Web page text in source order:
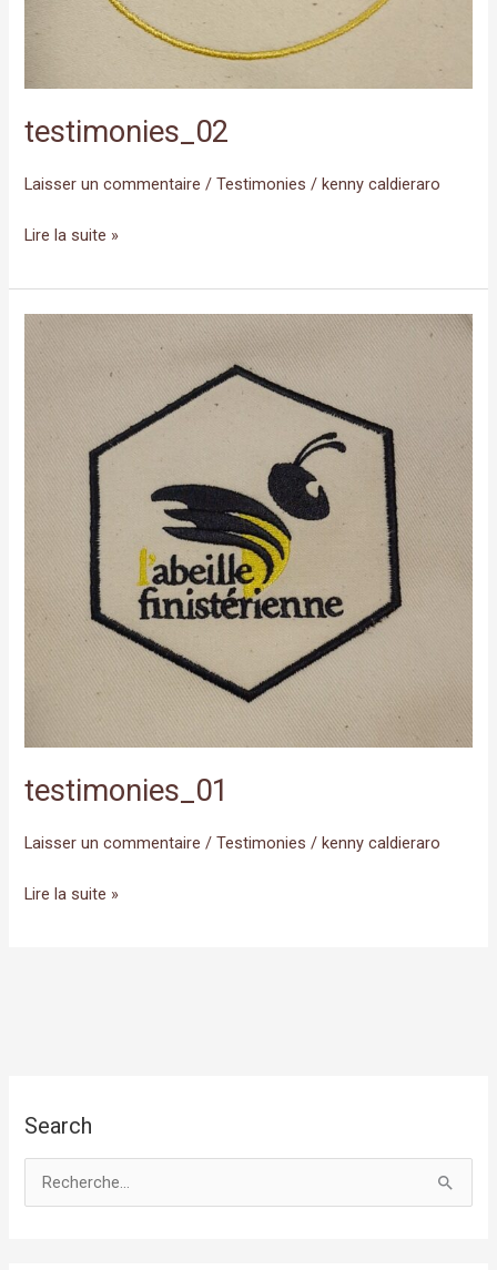
testimonies_02
Laisser un commentaire /Testimonies /kenny caldieraro
Lire la suite »
testimonies_01
Laisser un commentaire /Testimonies /kenny caldieraro
testimonies_01
Lire la suite »
Search